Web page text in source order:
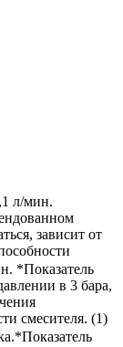
л/мин.
зависит от
*Показатель
в 3 бара,
смесителя. (1)